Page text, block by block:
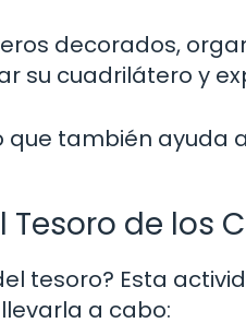
decorados,
su cuadrilátero y
que también ayuda
de los
tesoro? Esta
a cabo: